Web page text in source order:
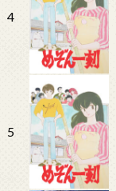
4
5